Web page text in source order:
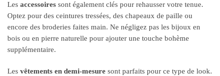
Les accessoires sont également clés pour rehausser votre tenue.
Optez pour des ceintures tressées, des chapeaux de paille ou
encore des broderies faites main. Ne négligez pas les bijoux en
bois ou en pierre naturelle pour ajouter une touche bohème
supplémentaire.
Les vêtements en demi-mesure sont parfaits pour ce type de look.